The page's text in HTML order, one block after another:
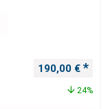
190,00 €
24%